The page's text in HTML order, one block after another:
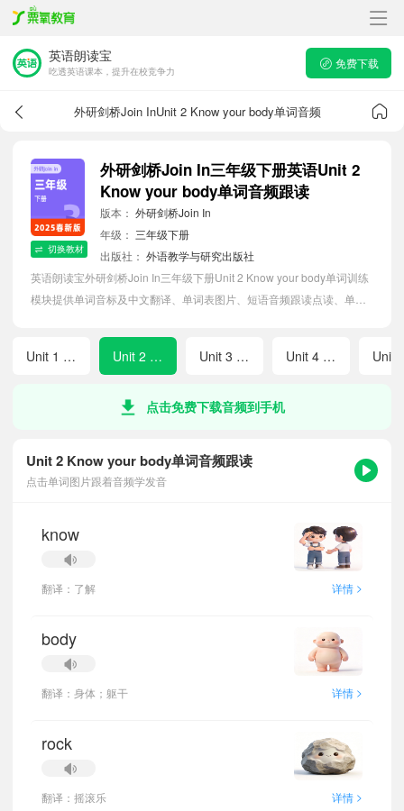
英语朗读宝
吃透英语课本，提升在校竞争力
免费下载
外研剑桥Join InUnit 2 Know your body单词音频
切换教材
外研剑桥Join In三年级下册英语Unit 2
Know your body单词音频跟读
版本： 外研剑桥Join In
年级： 三年级下册
出版社： 外语教学与研究出版社
英语朗读宝外研剑桥Join In三年级下册Unit 2 Know your body单词训练
模块提供单词音标及中文翻译、单词表图片、短语音频跟读点读、单词
发音，提高听写记忆能力。
Unit 1 All about feelings Unit 2 Know your body Unit 3 Looking good! Unit 4 Rain or sun, it's fun
点击免费下载音频到手机
Unit 2 Know your body单词音频跟读
点击单词图片跟着音频学发音
know
翻译：了解 详情 >
body
翻译：身体；躯干 详情 >
rock
翻译：摇滚乐 详情 >